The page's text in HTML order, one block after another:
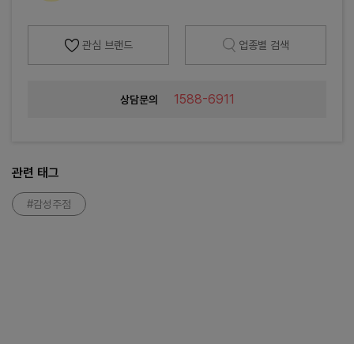
관심 브랜드 업종별 검색
상담문의 1588-6911
관련 태그
#감성주점